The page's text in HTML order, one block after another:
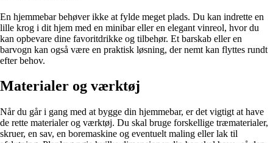
En hjemmebar behøver ikke at fylde meget plads. Du kan indrette en
lille krog i dit hjem med en minibar eller en elegant vinreol, hvor du
kan opbevare dine favoritdrikke og tilbehør. Et barskab eller en
barvogn kan også være en praktisk løsning, der nemt kan flyttes rundt
efter behov.
Materialer og værktøj
Når du går i gang med at bygge din hjemmebar, er det vigtigt at have
de rette materialer og værktøj. Du skal bruge forskellige træmaterialer,
skruer, en sav, en boremaskine og eventuelt maling eller lak til